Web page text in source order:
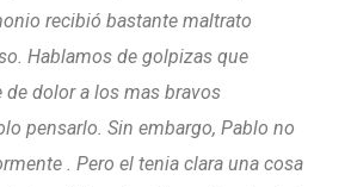
recibió bastante maltrato
Hablamos de golpizas que
de dolor a los mas bravos
pensarlo. Sin embargo, Pablo no
. Pero el tenia clara una cosa